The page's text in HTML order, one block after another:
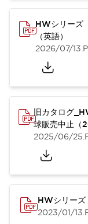
HWシリーズ
（英語）
2026/07/13
旧カタログ
球販売中止（
2025/06/25
HWシリーズ
2023/01/13